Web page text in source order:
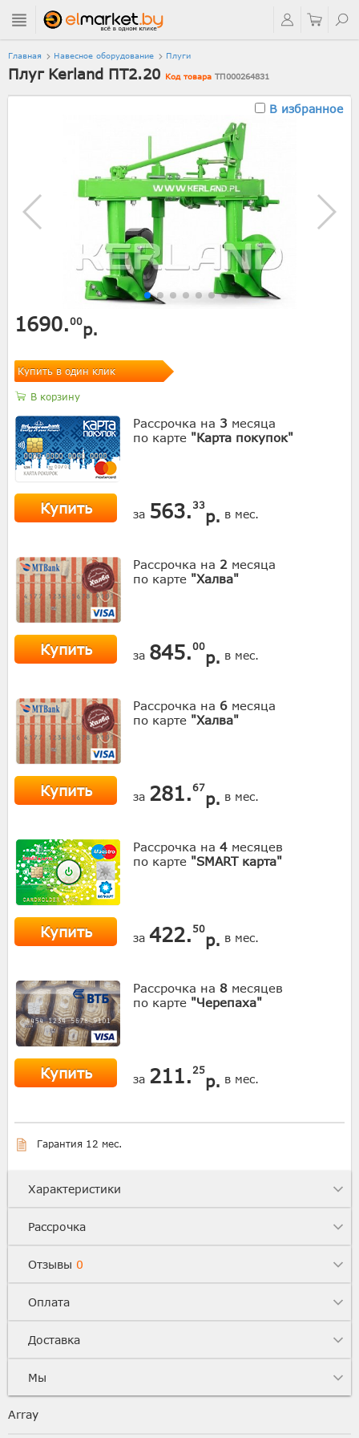
Главная Навесное оборудование Плуги
Плуг Kerland ПТ2.20 Код товара ТП000264831
В избранное
1690.00р.
Купить в один клик
В корзину
Рассрочка на 3 месяца
по карте "Карта покупок"
Купить за 563. 33
р. в мес.
Рассрочка на 2 месяца
по карте "Халва"
Купить за 845.00
р. в мес.
Рассрочка на 6 месяца
по карте "Халва"
Купить за 281.67
р. в мес.
Рассрочка на 4 месяцев
по карте "SMART карта"
Купить за 422. 50
р. в мес.
Рассрочка на 8 месяцев
по карте "Черепаха"
Купить за 211. 25
р. в мес.
Гарантия 12 мес.
Характеристики
Рассрочка
Отзывы 0
Оплата
Доставка
Мы
Array